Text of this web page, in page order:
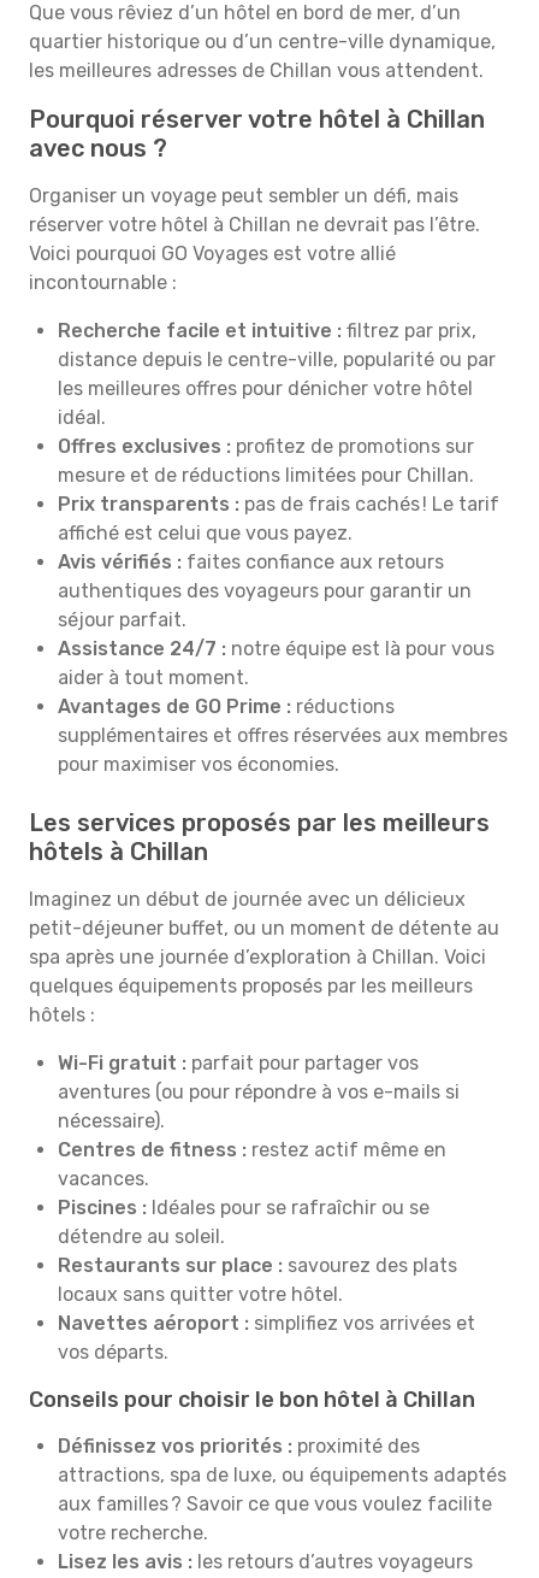
Que vous rêviez d’un hôtel en bord de mer, d’un
quartier historique ou d’un centre-ville dynamique,
les meilleures adresses de Chillan vous attendent.
Pourquoi réserver votre hôtel à Chillan
avec nous ?
Organiser un voyage peut sembler un défi, mais
réserver votre hôtel à Chillan ne devrait pas l’être.
Voici pourquoi GO Voyages est votre allié
incontournable :
Recherche facile et intuitive : filtrez par prix,
distance depuis le centre-ville, popularité ou par
les meilleures offres pour dénicher votre hôtel
idéal.
Offres exclusives : profitez de promotions sur
mesure et de réductions limitées pour Chillan.
Prix transparents : pas de frais cachés ! Le tarif
affiché est celui que vous payez.
Avis vérifiés : faites confiance aux retours
authentiques des voyageurs pour garantir un
séjour parfait.
Assistance 24/7 : notre équipe est là pour vous
aider à tout moment.
Avantages de GO Prime : réductions
supplémentaires et offres réservées aux membres
pour maximiser vos économies.
Les services proposés par les meilleurs
hôtels à Chillan
Imaginez un début de journée avec un délicieux
petit-déjeuner buffet, ou un moment de détente au
spa après une journée d’exploration à Chillan. Voici
quelques équipements proposés par les meilleurs
hôtels :
Wi-Fi gratuit : parfait pour partager vos
aventures (ou pour répondre à vos e-mails si
nécessaire).
Centres de fitness : restez actif même en
vacances.
Piscines : Idéales pour se rafraîchir ou se
détendre au soleil.
Restaurants sur place : savourez des plats
locaux sans quitter votre hôtel.
Navettes aéroport : simplifiez vos arrivées et
vos départs.
Conseils pour choisir le bon hôtel à Chillan
Définissez vos priorités : proximité des
attractions, spa de luxe, ou équipements adaptés
aux familles ? Savoir ce que vous voulez facilite
votre recherche.
Lisez les avis : les retours d’autres voyageurs